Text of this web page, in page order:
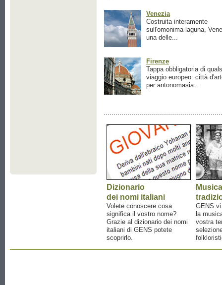
Venezia
Costruita interamente
sull'omonima laguna,
una delle...
Firenze
Tappa obbligatoria di
viaggio europeo: città
per antonomasia...
Dizionario
dei nomi italiani
Volete conoscere cosa
significa il vostro nome?
Grazie al dizionario dei nomi
italiani di GENS potete
scoprirlo.
Musica
GENS
la
vostra